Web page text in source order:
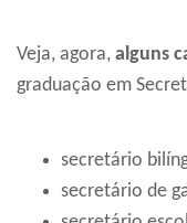
Veja, agora, alguns
graduação em
secretário
secretário de